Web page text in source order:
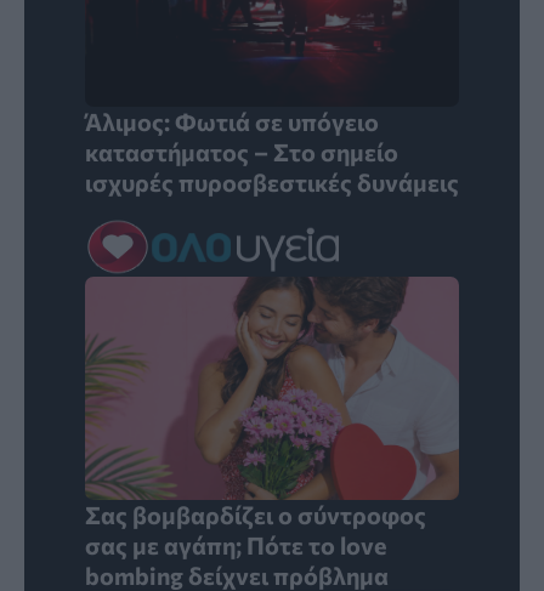
Άλιμος: Φωτιά σε υπόγειο
καταστήματος – Στο σημείο
ισχυρές πυροσβεστικές δυνάμεις
Σας βομβαρδίζει ο σύντροφος
σας με αγάπη; Πότε το love
bombing δείχνει πρόβλημα